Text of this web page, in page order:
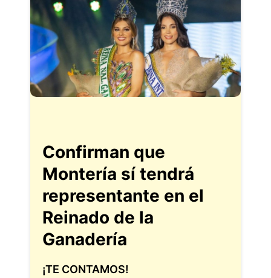
Confirman que
Montería sí tendrá
representante en el
Reinado de la
Ganadería
¡TE CONTAMOS!